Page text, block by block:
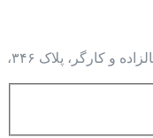
تهران، بلوار کشاورز، بین جمالزاده و کارگر، پلاک ۳۴۶،